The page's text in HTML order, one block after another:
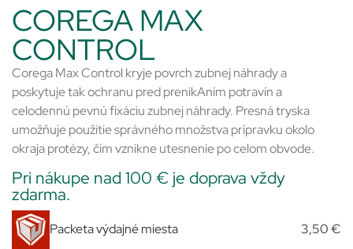
COREGA MAX
CONTROL
Corega Max Control kryje povrch zubnej náhrady a
poskytuje tak ochranu pred prenikAním potravín a
celodennú pevnú fixáciu zubnej náhrady. Presná tryska
umožňuje použitie správného množstva prípravku okolo
okraja protézy, čím vznikne utesnenie po celom obvode.
Pri nákupe nad 100 € je doprava vždy
zdarma.
Packeta výdajné miesta 3,50 €